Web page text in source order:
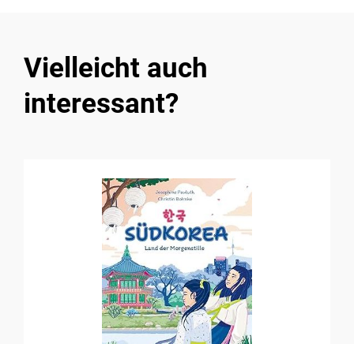
Vielleicht auch
interessant?